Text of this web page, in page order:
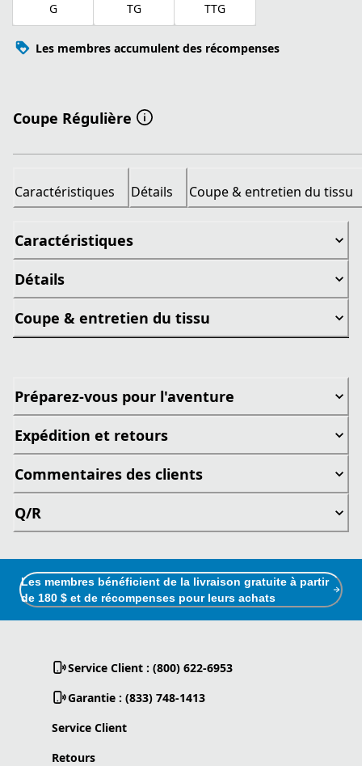
G TG TTG
Les membres accumulent des récompenses
Coupe Régulière
Caractéristiques Détails Coupe & entretien du tissu
Caractéristiques
Détails
Coupe & entretien du tissu
Préparez-vous pour l'aventure
Expédition et retours
Commentaires des clients
Q/R
Les membres bénéficient de la livraison gratuite à partir
de 180 $ et de récompenses pour leurs achats
Service Client : (800) 622-6953
Garantie : (833) 748-1413
Service Client
Retours